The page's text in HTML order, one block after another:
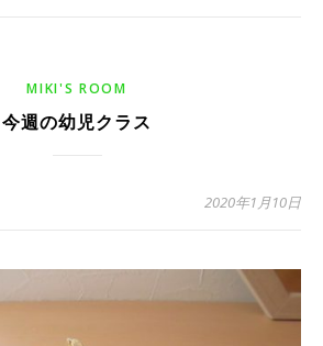
MIKI'S ROOM
今週の幼児クラス
2020年1月10日